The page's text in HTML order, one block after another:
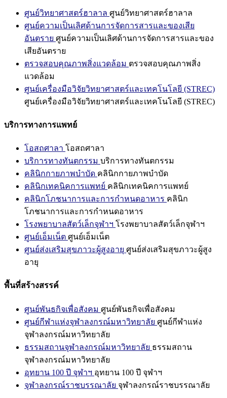
ศูนย์วิทยาศาสตร์ฮาลาล ศูนย์วิทยาศาสตร์ฮาลาล
ศูนย์ความเป็นเลิศด้านการจัดการสารและของเสีย
อันตราย ศูนย์ความเป็นเลิศด้านการจัดการสารและของ
เสียอันตราย
ตรวจสอบคุณภาพสิ่งแวดล้อม ตรวจสอบคุณภาพสิ่ง
แวดล้อม
ศูนย์เครื่องมือวิจัยวิทยาศาสตร์และเทคโนโลยี (STREC)
ศูนย์เครื่องมือวิจัยวิทยาศาสตร์และเทคโนโลยี (STREC)
บริการทางการแพทย์
โอสถศาลา โอสถศาลา
บริการทางทันตกรรม บริการทางทันตกรรม
คลินิกกายภาพบำบัด คลินิกกายภาพบำบัด
คลินิกเทคนิคการแพทย์ คลินิกเทคนิคการแพทย์
คลินิกโภชนาการและการกำหนดอาหาร คลินิก
โภชนาการและการกำหนดอาหาร
โรงพยาบาลสัตว์เล็กจุฬาฯ โรงพยาบาลสัตว์เล็กจุฬาฯ
ศูนย์เอ็มเน็ต ศูนย์เอ็มเน็ต
ศูนย์ส่งเสริมสุขภาวะผู้สูงอายุ ศูนย์ส่งเสริมสุขภาวะผู้สูง
อายุ
พื้นที่สร้างสรรค์
ศูนย์พันธกิจเพื่อสังคม ศูนย์พันธกิจเพื่อสังคม
ศูนย์กีฬาแห่งจุฬาลงกรณ์มหาวิทยาลัย ศูนย์กีฬาแห่ง
จุฬาลงกรณ์มหาวิทยาลัย
ธรรมสถานจุฬาลงกรณ์มหาวิทยาลัย ธรรมสถาน
จุฬาลงกรณ์มหาวิทยาลัย
อุทยาน 100 ปี จุฬาฯ อุทยาน 100 ปี จุฬาฯ
จุฬาลงกรณ์ราชบรรณาลัย จุฬาลงกรณ์ราชบรรณาลัย